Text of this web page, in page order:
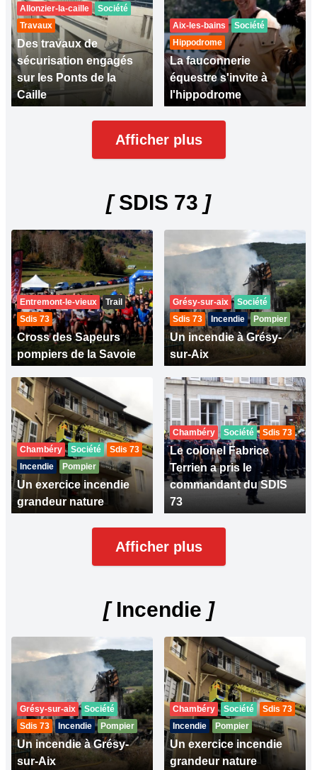
Allonzier-la-caille
Société
Travaux
Des travaux de
sécurisation engagés
sur les Ponts de la
Caille
Aix-les-bains
Société
Hippodrome
La fauconnerie
équestre s'invite à
l'hippodrome
Afficher plus
[SDIS 73 ]
Entremont-le-vieux
Trail
Sdis 73
Cross des Sapeurs
pompiers de la Savoie
Grésy-sur-aix
Société
Sdis 73
Incendie Pompier
Un incendie à Grésy-
sur-Aix
Chambéry Société
Sdis 73
Incendie
Pompier
Un exercice incendie
grandeur nature
Chambéry Société Sdis 73
Le colonel Fabrice
Terrien a pris le
commandant du SDIS
73
Afficher plus
[Incendie ]
Grésy-sur-aix
Société
Sdis 73
Incendie Pompier
Un incendie à Grésy-
sur-Aix
Chambéry Société
Sdis 73
Incendie
Pompier
Un exercice incendie
grandeur nature